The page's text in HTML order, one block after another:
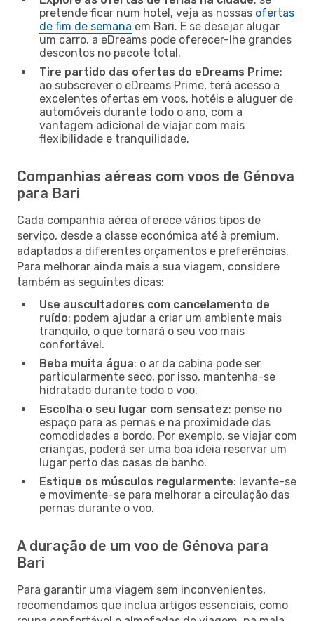
pretende ficar num hotel, veja as nossas ofertas
de fim de semana em Bari. E se desejar alugar
um carro, a eDreams pode oferecer-lhe grandes
descontos no pacote total.
Tire partido das ofertas do eDreams Prime:
ao subscrever o eDreams Prime, terá acesso a
excelentes ofertas em voos, hotéis e aluguer de
automóveis durante todo o ano, com a
vantagem adicional de viajar com mais
flexibilidade e tranquilidade.
Companhias aéreas com voos de Génova
para Bari
Cada companhia aérea oferece vários tipos de
serviço, desde a classe económica até à premium,
adaptados a diferentes orçamentos e preferências.
Para melhorar ainda mais a sua viagem, considere
também as seguintes dicas:
Use auscultadores com cancelamento de
ruído: podem ajudar a criar um ambiente mais
tranquilo, o que tornará o seu voo mais
confortável.
Beba muita água: o ar da cabina pode ser
particularmente seco, por isso, mantenha-se
hidratado durante todo o voo.
Escolha o seu lugar com sensatez: pense no
espaço para as pernas e na proximidade das
comodidades a bordo. Por exemplo, se viajar com
crianças, poderá ser uma boa ideia reservar um
lugar perto das casas de banho.
Estique os músculos regularmente: levante-se
e movimente-se para melhorar a circulação das
pernas durante o voo.
A duração de um voo de Génova para
Bari
Para garantir uma viagem sem inconvenientes,
recomendamos que inclua artigos essenciais, como